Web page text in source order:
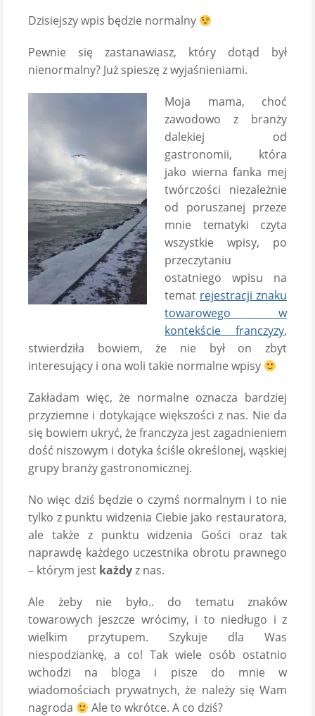
Dzisiejszy wpis będzie normalny
Pewnie się zastanawiasz, który dotąd był
nienormalny? Już spieszę z wyjaśnieniami.
Moja mama, choć
zawodowo z branży
dalekiej od
gastronomii, która
jako wierna fanka mej
twórczości niezależnie
od poruszanej przeze
mnie tematyki czyta
wszystkie wpisy, po
przeczytaniu
ostatniego wpisu na
temat rejestracji znaku
towarowego w
kontekście franczyzy,
stwierdziła bowiem, że nie był on zbyt
interesujący i ona woli takie normalne wpisy
Zakładam więc, że normalne oznacza bardziej
przyziemne i dotykające większości z nas. Nie da
się bowiem ukryć, że franczyza jest zagadnieniem
dość niszowym i dotyka ściśle określonej, wąskiej
grupy branży gastronomicznej.
No więc dziś będzie o czymś normalnym i to nie
tylko z punktu widzenia Ciebie jako restauratora,
ale także z punktu widzenia Gości oraz tak
naprawdę każdego uczestnika obrotu prawnego
– którym jest każdyz nas.
Ale żeby nie było.. do tematu znaków
towarowych jeszcze wrócimy, i to niedługo i z
wielkim przytupem. Szykuje dla Was
niespodziankę, a co! Tak wiele osób ostatnio
wchodzi na bloga i pisze do mnie w
wiadomościach prywatnych, że należy się Wam
nagroda
Ale to wkrótce. A co dziś?